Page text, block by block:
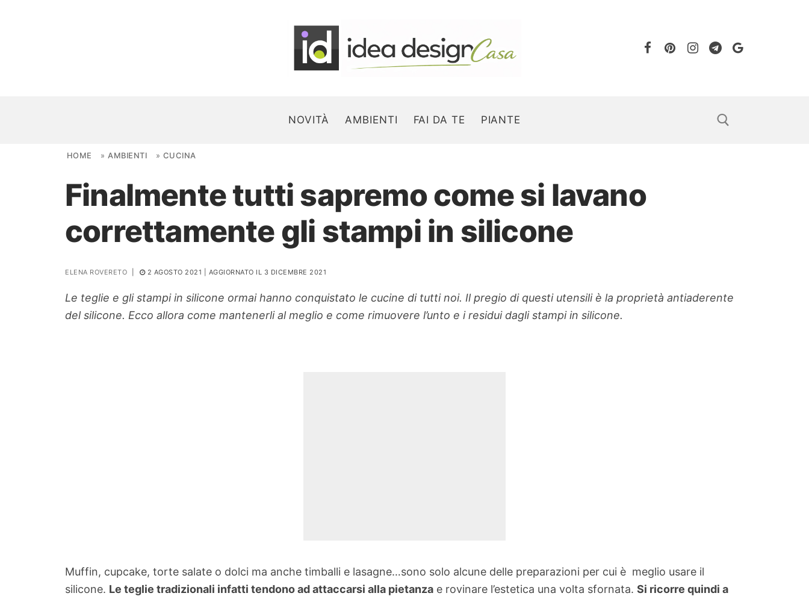
NOVITÀ AMBIENTI FAI DA TE PIANTE
Search for:
NOVITÀ
AMBIENTI
Ortaggio
Search for:
HOME » AMBIENTI » CUCINA
Finalmente tutti sapremo come si lavano
correttamente gli stampi in silicone
ELENA ROVERETO 2 AGOSTO 2021 | AGGIORNATO IL 3 DICEMBRE 2021
Le teglie e gli stampi in silicone ormai hanno conquistato le cucine di tutti noi. Il pregio di questi utensili è la proprietà antiaderente
del silicone. Ecco allora come mantenerli al meglio e come rimuovere l’unto e i residui dagli stampi in silicone.
Muffin, cupcake, torte salate o dolci ma anche timballi e lasagne…sono solo alcune delle preparazioni per cui è meglio usare il
silicone. Le teglie tradizionali infatti tendono ad attaccarsi alla pietanza e rovinare l’estetica una volta sfornata. Si ricorre quindi a